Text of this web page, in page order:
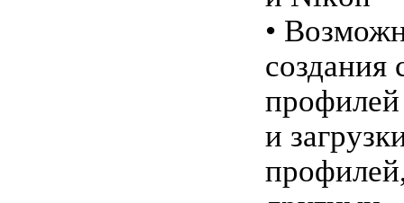
•
создания
профилей
и